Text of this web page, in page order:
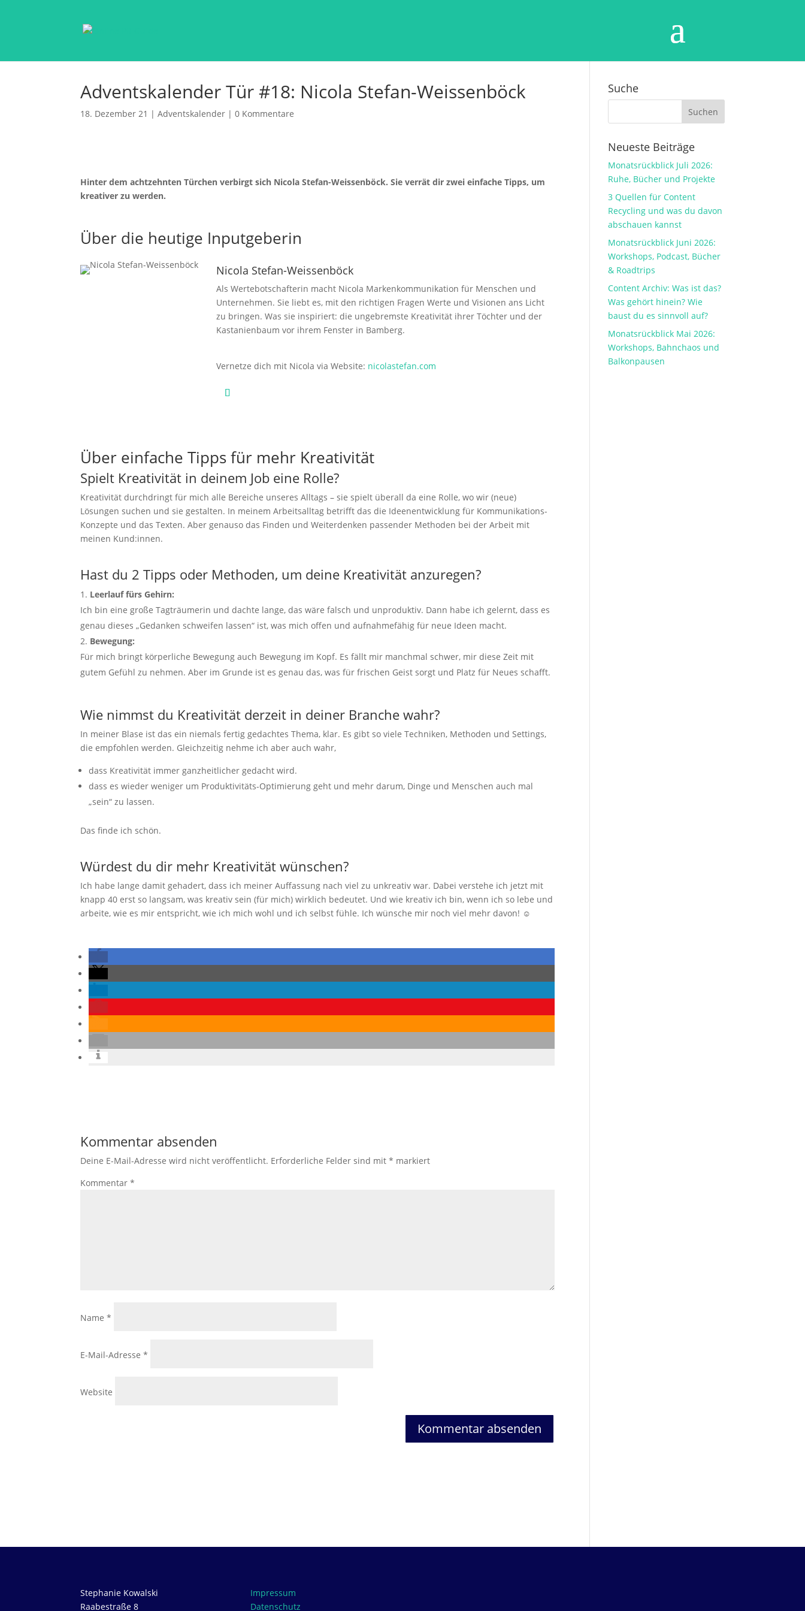
Adventskalender Tür #18: Nicola Stefan-Weissenböck
18. Dezember 21 |Adventskalender |0 Kommentare
Hinter dem achtzehnten Türchen verbirgt sich Nicola Stefan-Weissenböck. Sie verrät dir zwei einfache Tipps, um
kreativer zu werden.
Über die heutige Inputgeberin
Nicola Stefan-Weissenböck
Als Wertebotschafterin macht Nicola Markenkommunikation für Menschen und
Unternehmen. Sie liebt es, mit den richtigen Fragen Werte und Visionen ans Licht
zu bringen. Was sie inspiriert: die ungebremste Kreativität ihrer Töchter und der
Kastanienbaum vor ihrem Fenster in Bamberg.
Vernetze dich mit Nicola via Website: nicolastefan.com
Über einfache Tipps für mehr Kreativität
Spielt Kreativität in deinem Job eine Rolle?
Kreativität durchdringt für mich alle Bereiche unseres Alltags – sie spielt überall da eine Rolle, wo wir (neue)
Lösungen suchen und sie gestalten. In meinem Arbeitsalltag betrifft das die Ideenentwicklung für Kommunikations-
Konzepte und das Texten. Aber genauso das Finden und Weiterdenken passender Methoden bei der Arbeit mit
meinen Kund:innen.
Hast du 2 Tipps oder Methoden, um deine Kreativität anzuregen?
Leerlauf fürs Gehirn:
Ich bin eine große Tagträumerin und dachte lange, das wäre falsch und unproduktiv. Dann habe ich gelernt, dass es
genau dieses „Gedanken schweifen lassen“ ist, was mich offen und aufnahmefähig für neue Ideen macht.
Bewegung:
Für mich bringt körperliche Bewegung auch Bewegung im Kopf. Es fällt mir manchmal schwer, mir diese Zeit mit
gutem Gefühl zu nehmen. Aber im Grunde ist es genau das, was für frischen Geist sorgt und Platz für Neues schafft.
Wie nimmst du Kreativität derzeit in deiner Branche wahr?
In meiner Blase ist das ein niemals fertig gedachtes Thema, klar. Es gibt so viele Techniken, Methoden und Settings,
die empfohlen werden. Gleichzeitig nehme ich aber auch wahr,
dass Kreativität immer ganzheitlicher gedacht wird.
dass es wieder weniger um Produktivitäts-Optimierung geht und mehr darum, Dinge und Menschen auch mal
„sein“ zu lassen.
Das finde ich schön.
Würdest du dir mehr Kreativität wünschen?
Ich habe lange damit gehadert, dass ich meiner Auffassung nach viel zu unkreativ war. Dabei verstehe ich jetzt mit
knapp 40 erst so langsam, was kreativ sein (für mich) wirklich bedeutet. Und wie kreativ ich bin, wenn ich so lebe und
arbeite, wie es mir entspricht, wie ich mich wohl und ich selbst fühle. Ich wünsche mir noch viel mehr davon! ☺
Kommentar absenden
Deine E-Mail-Adresse wird nicht veröffentlicht. Erforderliche Felder sind mit* markiert
Kommentar*
Name*
E-Mail-Adresse*
Website
Suche
Neueste Beiträge
Monatsrückblick Juli 2026:
Ruhe, Bücher und Projekte
3 Quellen für Content
Recycling und was du davon
abschauen kannst
Monatsrückblick Juni 2026:
Workshops, Podcast, Bücher
& Roadtrips
Content Archiv: Was ist das?
Was gehört hinein? Wie
baust du es sinnvoll auf?
Monatsrückblick Mai 2026:
Workshops, Bahnchaos und
Balkonpausen
Stephanie Kowalski
Raabestraße 8
Impressum
Datenschutz